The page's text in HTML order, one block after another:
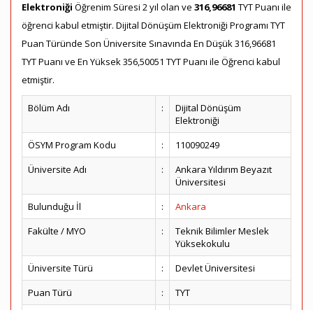
Elektroniği Öğrenim Süresi 2 yıl olan ve 316,96681 TYT Puanı ile
öğrenci kabul etmiştir. Dijital Dönüşüm Elektroniği Programı TYT
Puan Türünde Son Üniversite Sınavında En Düşük 316,96681
TYT Puanı ve En Yüksek 356,50051 TYT Puanı ile Öğrenci kabul
etmiştir.
Bölüm Adı :
Dijital Dönüşüm
Elektroniği
ÖSYM Program Kodu
:
110090249
Üniversite Adı
:
Ankara Yıldırım Beyazıt
Üniversitesi
Bulunduğu İl
:
Ankara
Fakülte / MYO
:
Teknik Bilimler Meslek
Yüksekokulu
Üniversite Türü
:
Devlet Üniversitesi
Puan Türü
:
TYT